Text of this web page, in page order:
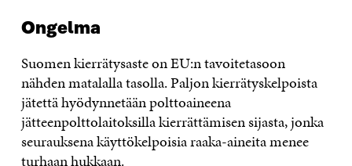
Ongelma
Suomen kierrätysaste on EU:n tavoitetasoon
nähden matalalla tasolla. Paljon kierrätyskelpoista
jätettä hyödynnetään polttoaineena
jätteenpolttolaitoksilla kierrättämisen sijasta, jonka
seurauksena käyttökelpoisia raaka-aineita menee
turhaan hukkaan.